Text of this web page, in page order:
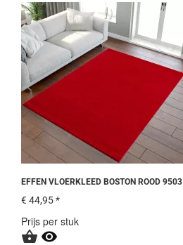
EFFEN VLOERKLEED BOSTON ROOD 9503
€ 44,95 *
Prijs per stuk
 